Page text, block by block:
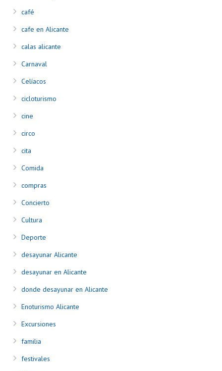
café
cafe en Alicante
calas alicante
Carnaval
Celíacos
cicloturismo
cine
circo
cita
Comida
compras
Concierto
Cultura
Deporte
desayunar Alicante
desayunar en Alicante
donde desayunar en Alicante
Enoturismo Alicante
Excursiones
familia
festivales